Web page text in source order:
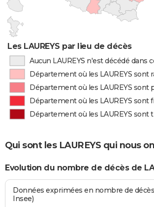
Les LAUREYS par lieu de décès
Aucun LAUREYS n'est décédé dans
Département où les LAUREYS sont
Département où les LAUREYS sont
Département où les LAUREYS
Département où les LAUREYS
Qui sont les LAUREYS qui nous
Evolution du nombre de décès de
Données exprimées en nombre de
Insee)